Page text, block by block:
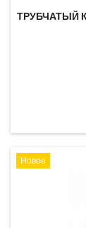
ТРУБЧАТЫЙ
Новое